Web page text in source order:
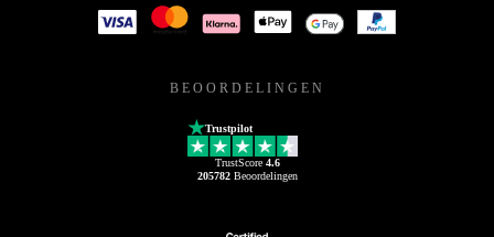
BEOORDELINGEN
Trustpilot
TrustScore 4.6
205782Beoordelingen